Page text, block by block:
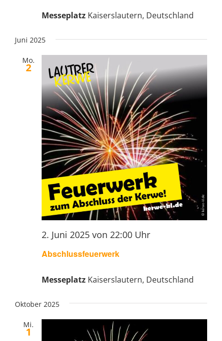
Messeplatz Kaiserslautern, Deutschland
Juni 2025
Mo.
2
Abschlussfeuerwerk
2. Juni 2025 von 22:00 Uhr
Messeplatz Kaiserslautern, Deutschland
Oktober 2025
Mi.
1